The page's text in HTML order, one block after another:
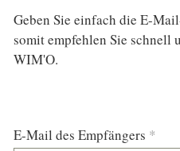
Geben Sie einfach die E-
somit empfehlen Sie schnell
WIM'O.
E-Mail des Empfängers *